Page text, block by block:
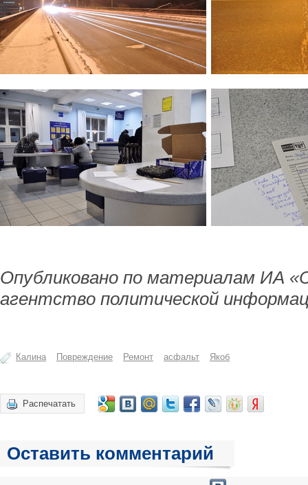
Опубликовано по материалам ИА
агентство политической
Калина Повреждение Ремонт асфальт Якоб
Распечатать
Оставить комментарий